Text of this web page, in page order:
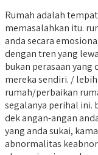
Rumah adalah
memasalahkan itu.
anda secara
dengan tren yang
bukan perasaan yang
mereka sendiri. /
rumah/perbaikan
segalanya perihal ini.
dek angan-angan
yang anda sukai,
abnormalitas